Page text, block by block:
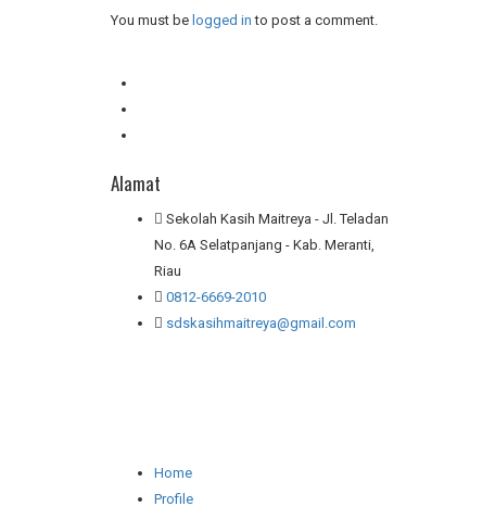
You must be logged in to post a comment.
Alamat
Sekolah Kasih Maitreya - Jl. Teladan
No. 6A Selatpanjang - Kab. Meranti,
Riau
0812-6669-2010
sdskasihmaitreya@gmail.com
Home
Profile